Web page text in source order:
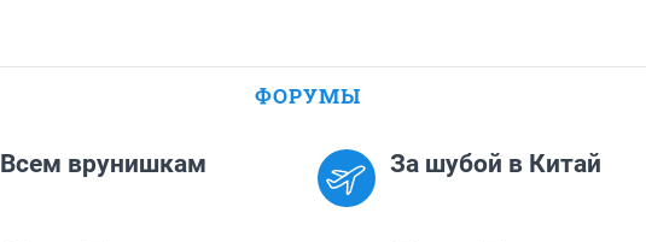
ФОРУМЫ
Всем врунишкам За шубой в Китай